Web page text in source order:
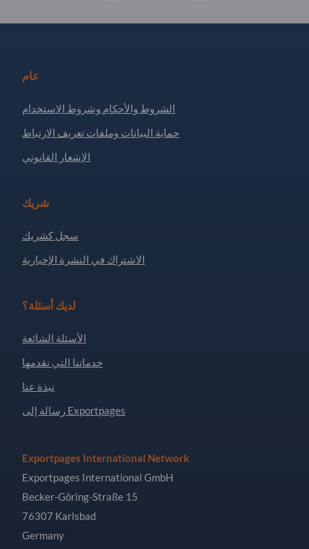
عام
الشروط والأحكام وشروط الاستخدام
حماية البيانات وملفات تعريف الارتباط
الإشعار القانوني
شريك
سجل كشريك
الاشتراك في النشرة الإخبارية
لديك أسئلة؟
الأسئلة الشائعة
خدماتنا التي نقدمها
نبذة عنا
رسالة إلى Exportpages
Exportpages International Network
Exportpages International GmbH
Becker-Göring-Straße 15
76307 Karlsbad
Germany